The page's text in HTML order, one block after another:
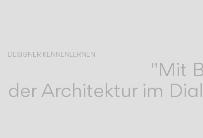
DESIGNER KENNENLERNEN
"Mit
der Architektur im